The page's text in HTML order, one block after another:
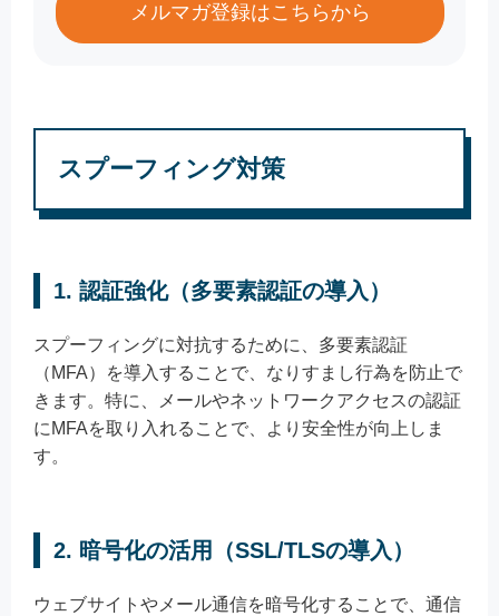
メルマガ登録はこちらから
スプーフィング対策
1. 認証強化（多要素認証の導入）
スプーフィングに対抗するために、多要素認証
（MFA）を導入することで、なりすまし行為を防止で
きます。特に、メールやネットワークアクセスの認証
にMFAを取り入れることで、より安全性が向上しま
す。
2. 暗号化の活用（SSL/TLSの導入）
ウェブサイトやメール通信を暗号化することで、通信